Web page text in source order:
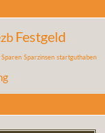
Festgeld
Sparen Sparzinsen startguthaben